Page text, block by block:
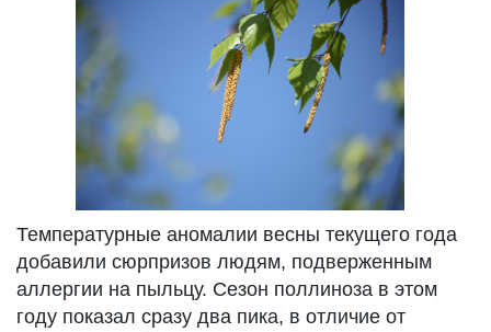
Температурные аномалии весны текущего года
добавили сюрпризов людям, подверженным
аллергии на пыльцу. Сезон поллиноза в этом
году показал сразу два пика, в отличие от